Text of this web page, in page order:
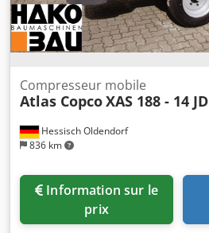
Hessisch Oldendorf
836 km
Compresseur mobile
Atlas CopcoXAS 188 - 14 JD
prix